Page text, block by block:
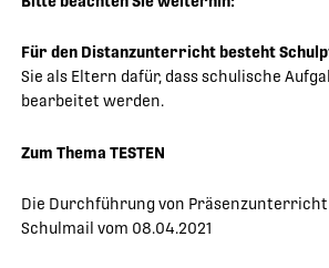
Für den Distanzunterricht besteht
Sie als Eltern dafür, dass schulische
bearbeitet werden.
Zum Thema TESTEN
Die Durchführung von
Schulmail vom 08.04.2021